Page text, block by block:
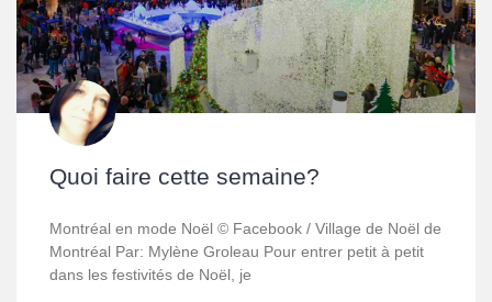
Quoi faire cette semaine?
Montréal en mode Noël © Facebook / Village de Noël de
Montréal Par: Mylène Groleau Pour entrer petit à petit
dans les festivités de Noël, je